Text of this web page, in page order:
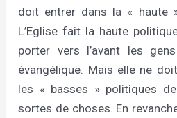
doit entrer dans la « haute
L’Eglise fait la haute
porter vers l’avant les
évangélique. Mais elle ne
les « basses » politiques
sortes de choses. En